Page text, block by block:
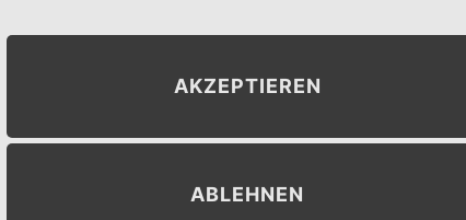
AKZEPTIEREN
ABLEHNEN